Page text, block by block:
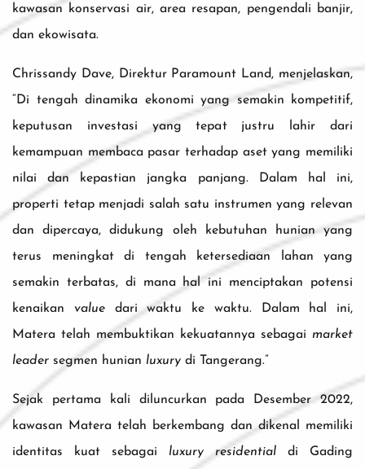
kawasan konservasi air, area resapan, pengendali banjir,
dan ekowisata.
Chrissandy Dave, Direktur Paramount Land, menjelaskan,
“Di tengah dinamika ekonomi yang semakin kompetitif,
keputusan investasi yang tepat justru lahir dari
kemampuan membaca pasar terhadap aset yang memiliki
nilai dan kepastian jangka panjang. Dalam hal ini,
properti tetap menjadi salah satu instrumen yang relevan
dan dipercaya, didukung oleh kebutuhan hunian yang
terus meningkat di tengah ketersediaan lahan yang
semakin terbatas, di mana hal ini menciptakan potensi
kenaikan value dari waktu ke waktu. Dalam hal ini,
Matera telah membuktikan kekuatannya sebagai market
leader segmen hunian luxury di Tangerang.”
Sejak pertama kali diluncurkan pada Desember 2022,
kawasan Matera telah berkembang dan dikenal memiliki
identitas kuat sebagai luxury residential di Gading